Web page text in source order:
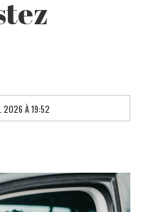
2026 À 19:52